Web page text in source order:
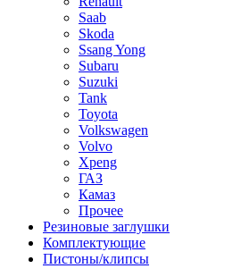
Saab
Skoda
Ssang Yong
Subaru
Suzuki
Tank
Toyota
Volkswagen
Volvo
Xpeng
ГАЗ
Камаз
Прочее
Резиновые заглушки
Комплектующие
Пистоны/клипсы